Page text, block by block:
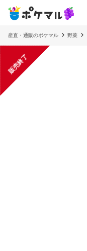
産直・通販のポケマル 野菜
販売終了